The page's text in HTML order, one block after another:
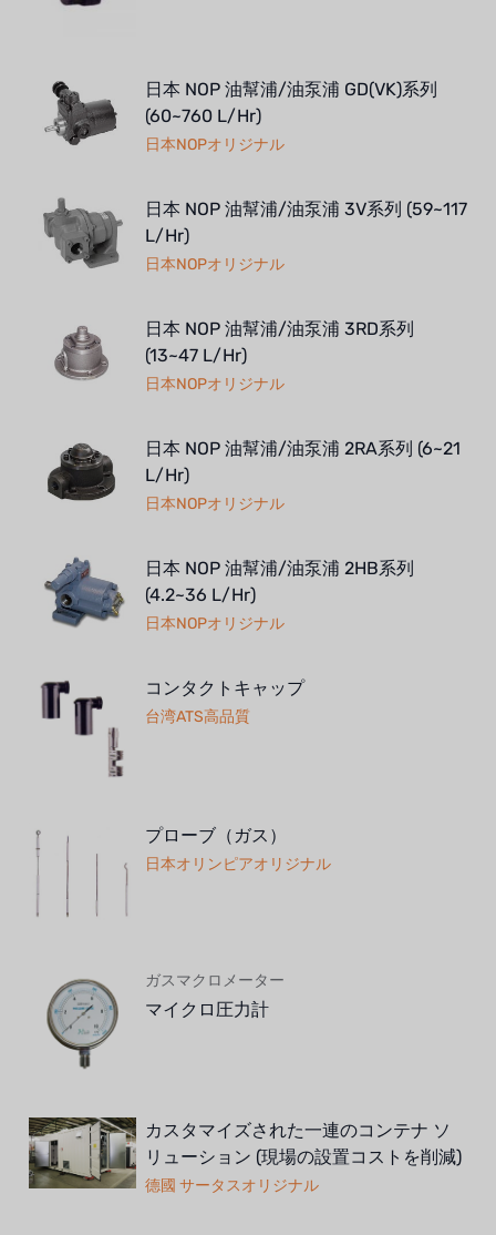
日本 NOP 油幫浦/油泵浦 GD(VK)系列
(60~760 L/Hr)
日本NOPオリジナル
日本 NOP 油幫浦/油泵浦 3V系列 (59~117
L/Hr)
日本NOPオリジナル
日本 NOP 油幫浦/油泵浦 3RD系列
(13~47 L/Hr)
日本NOPオリジナル
日本 NOP 油幫浦/油泵浦 2RA系列 (6~21
L/Hr)
日本NOPオリジナル
日本 NOP 油幫浦/油泵浦 2HB系列
(4.2~36 L/Hr)
日本NOPオリジナル
コンタクトキャップ
台湾ATS高品質
プローブ（ガス）
日本オリンピアオリジナル
ガスマクロメーター
マイクロ圧力計
カスタマイズされた一連のコンテナ ソ
リューション (現場の設置コストを削減)
德國 サータスオリジナル